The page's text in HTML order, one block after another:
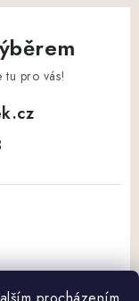
tu pro vás!